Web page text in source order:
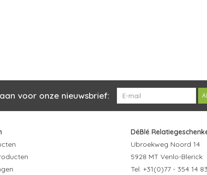
voor onze nieuwsbrief:
DéBlé
Ubroekweg Noord 14
5928 MT Venlo-Blerick
Tel. +31(0)77 - 354 14 83